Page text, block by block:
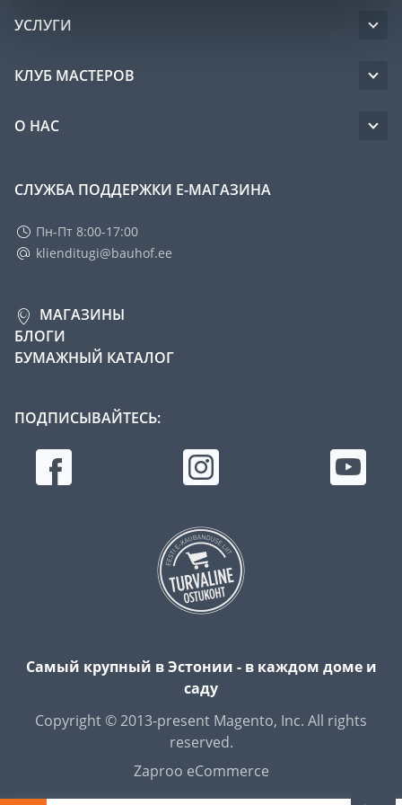
УСЛУГИ
КЛУБ МАСТЕРОВ
О НАС
СЛУЖБА ПОДДЕРЖКИ Е-МАГАЗИНА
Пн-Пт 8:00-17:00
klienditugi@bauhof.ee
МАГАЗИНЫ
БЛОГИ
БУМАЖНЫЙ КАТАЛОГ
ПОДПИСЫВАЙТЕСЬ:
Самый крупный в Эстонии - в каждом доме и
саду
Copyright © 2013-present Magento, Inc. All rights
reserved.
Zaproo eCommerce